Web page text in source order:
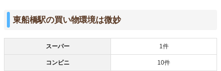
東船橋駅の買い物環境は微妙
スーパー 1件
コンビニ 10件